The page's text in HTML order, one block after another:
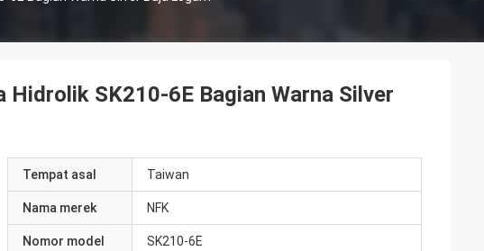
SK210-6E Bagian Warna Silver
Tempat asal Taiwan
Nama merek NFK
Nomor model SK210-6E